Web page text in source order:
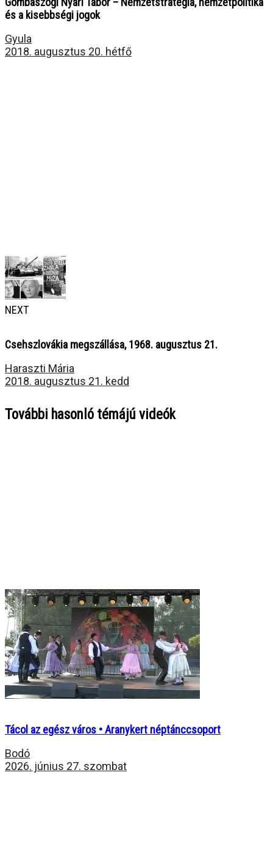
és a kisebbségi jogok
Gyula
2018. augusztus 20. hétfő
NEXT
Csehszlovákia megszállása, 1968. augusztus 21.
Haraszti Mária
2018. augusztus 21. kedd
További hasonló témájú videók
Tácol az egész város • Aranykert néptánccsoport
Bodó
2026. június 27. szombat